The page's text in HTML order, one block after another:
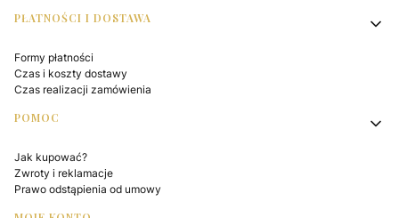
PŁATNOŚCI I DOSTAWA
Formy płatności
Czas i koszty dostawy
Czas realizacji zamówienia
POMOC
Jak kupować?
Zwroty i reklamacje
Prawo odstąpienia od umowy